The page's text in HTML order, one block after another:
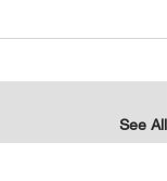
See All